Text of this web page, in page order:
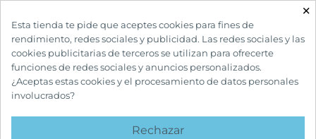
INICIO BOTIQUÍN Y PRIMEROS AUXILIOS
×
Esta tienda te pide que aceptes cookies para fines de
rendimiento, redes sociales y publicidad. Las redes sociales y las
cookies publicitarias de terceros se utilizan para ofrecerte
funciones de redes sociales y anuncios personalizados.
¿Aceptas estas cookies y el procesamiento de datos personales
involucrados?
Rechazar